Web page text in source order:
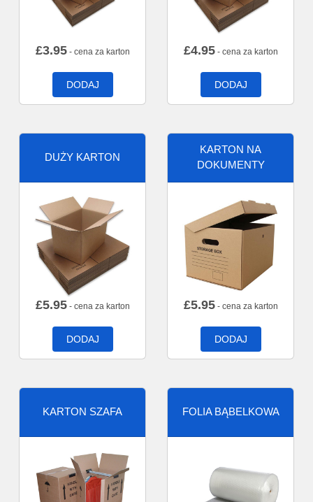
£3.95- cena za karton
DODAJ
£4.95- cena za karton
DODAJ
DUŻY KARTON
£5.95- cena za karton
DODAJ
KARTON NA
DOKUMENTY
£5.95- cena za karton
DODAJ
KARTON SZAFA FOLIA BĄBELKOWA